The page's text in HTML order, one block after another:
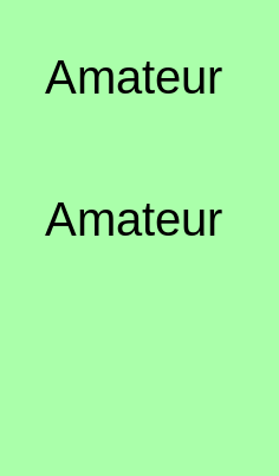
Amateur
Amateur